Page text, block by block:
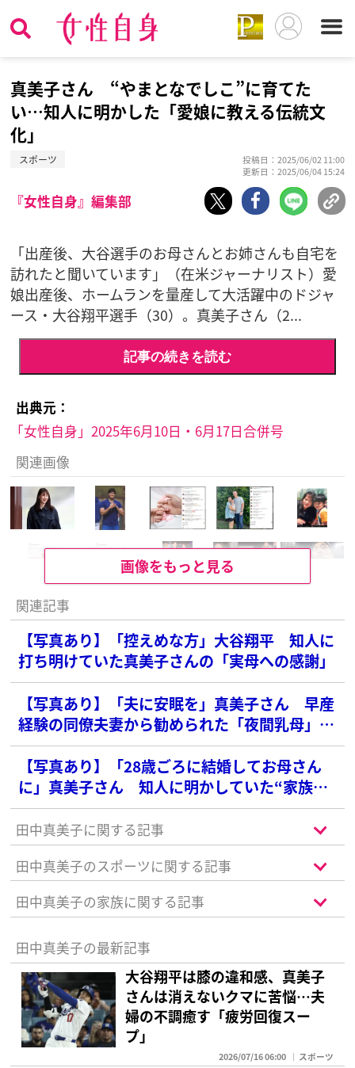
真美子さん “やまとなでしこ”に育てた
い…知人に明かした「愛娘に教える伝統文
化」
スポーツ
投稿日：2025/06/02 11:00
更新日：2025/06/04 15:24
『女性自身』編集部
「出産後、大谷選手のお母さんとお姉さんも自宅を
訪れたと聞いています」（在米ジャーナリスト）愛
娘出産後、ホームランを量産して大活躍中のドジャ
ース・大谷翔平選手（30）。真美子さん（2...
記事の続きを読む
出典元：
「女性自身」2025年6月10日・6月17日合併号
関連画像
画像をもっと見る
関連記事
【写真あり】「控えめな方」大谷翔平 知人に
打ち明けていた真美子さんの「実母への感謝」
【写真あり】「夫に安眠を」真美子さん 早産
経験の同僚夫妻から勧められた「夜間乳母」の
お値段
【写真あり】「28歳ごろに結婚してお母さん
に」真美子さん 知人に明かしていた“家族計
画”
田中真美子に関する記事
田中真美子のスポーツに関する記事
田中真美子の家族に関する記事
田中真美子の最新記事
大谷翔平は膝の違和感、真美子
さんは消えないクマに苦悩…夫
婦の不調癒す「疲労回復スー
プ」
2026/07/16 06:00 スポーツ